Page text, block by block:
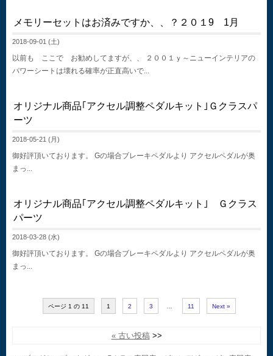
メモリーセットはお済みですか、、？２０１9 1月
2018-09-01 (土)
以前も ここで お勧めしてますが、、 ２００１ｙ～ニューインテリアの
パワーシートは壊れる確率が正直高いで...
オリジナル商品｢アクセル調整ペダルキット｣Ｇクラスパ
ーツ
2018-05-21 (月)
御好評頂いております。 Gの場合ブレーキペダルより アクセルペダルが奥
まっ...
オリジナル商品｢アクセル調整ペダルキット｣ Ｇクラス
パーツ
2018-03-28 (水)
御好評頂いております。 Gの場合ブレーキペダルより アクセルペダルが奥
まっ...
ページ 1 の 11 1 2 3 11 Next »
« 古い投稿